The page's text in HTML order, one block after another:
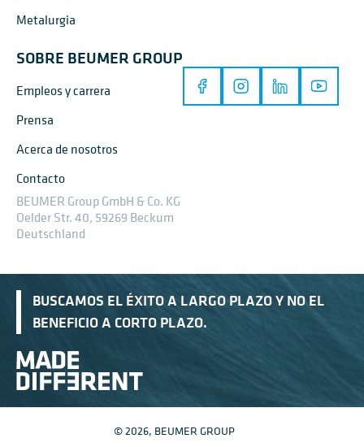
Metalurgia
SOBRE BEUMER GROUP
Empleos y carrera
Prensa
Acerca de nosotros
Contacto
BEUMER Group GmbH & Co. KG
Oelder Str. 40, 59269 Beckum
Deutschland
BUSCAMOS EL ÉXITO A LARGO PLAZO Y NO EL
BENEFICIO A CORTO PLAZO.
© 2026, BEUMER GROUP